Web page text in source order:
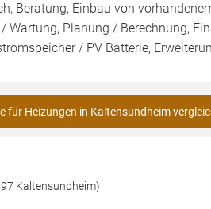
Beratung, Einbau von
Planung / Berechnung,
/ PV Batterie,
für Heizungen in Kaltensundheim
Kaltensundheim)